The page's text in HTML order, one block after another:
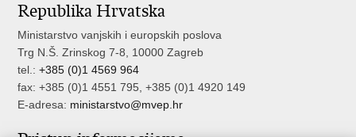
Facebooku
Twitteru
Republika Hrvatska
Ministarstvo vanjskih i europskih poslova
Trg N.Š. Zrinskog 7-8, 10000 Zagreb
tel.:+385 (0)1 4569 964
fax: +385 (0)1 4551 795, +385 (0)1 4920 149
E-adresa: ministarstvo@mvep.hr